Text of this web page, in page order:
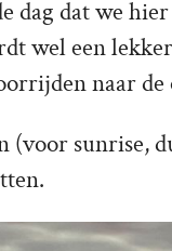
dag dat we
wel een
naar
(voor sunrise,